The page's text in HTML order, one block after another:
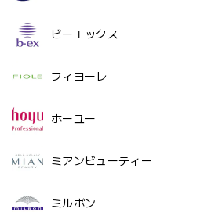
ビーエックス
フィヨーレ
ホーユー
ミアンビューティー
ミルボン